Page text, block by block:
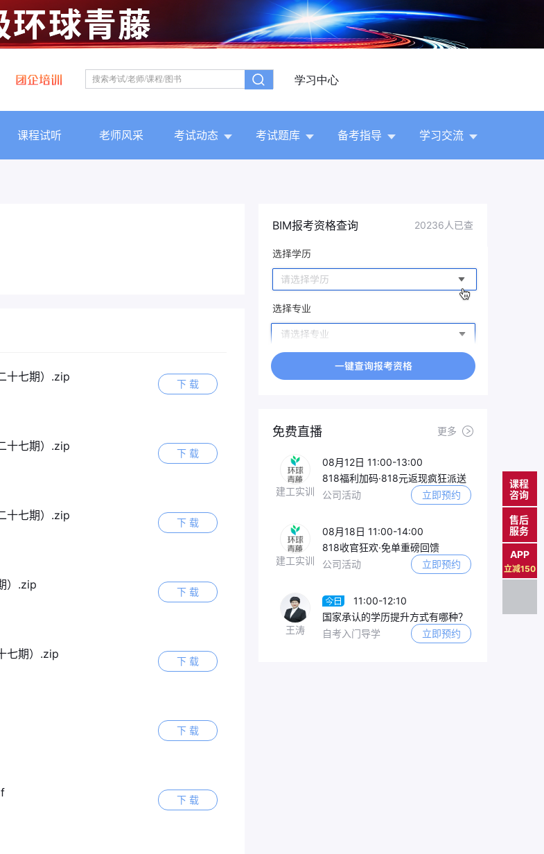
学习中心
课程试听 老师风采 考试动态 考试题库 备考指导 学习交流
BIM报考资格查询 20236人已查
免费直播 更多
建工实训
08月12日 11:00-13:00
818福利加码·818元返现疯狂派送
公司活动
立即预约
建工实训
08月18日 11:00-14:00
818收官狂欢·免单重磅回馈
公司活动
立即预约
王涛
11:00-12:10
国家承认的学历提升方式有哪种？
自考入门导学
立即预约
十七期）.zip
下 载
十七期）.zip
下 载
十七期）.zip
下 载
）.zip
下 载
七期）.zip
下 载
下 载
下 载
课程
咨询
售后
服务
APP
立减150